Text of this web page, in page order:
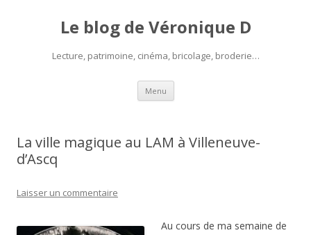
Le blog de Véronique D
Lecture, patrimoine, cinéma, bricolage, broderie…
Menu Aller
contenu
La ville magique au LAM à Villeneuve-
d’Ascq
Laisser un commentaire
Au cours de ma semaine de